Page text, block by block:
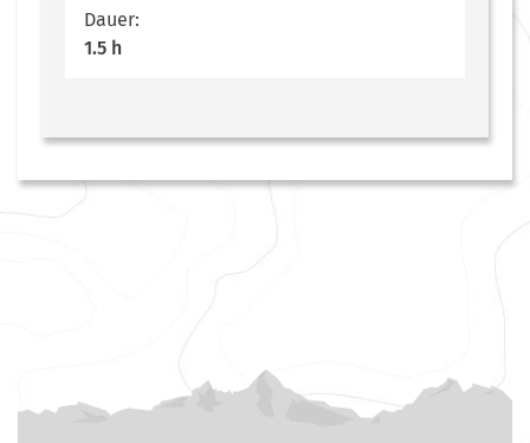
Dauer:
1.5 h